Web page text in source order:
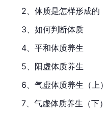
2、体质是怎样形成的
3、如何判断体质
4、平和体质养生
5、阳虚体质养生
6、气虚体质养生（上）
7、气虚体质养生（下）